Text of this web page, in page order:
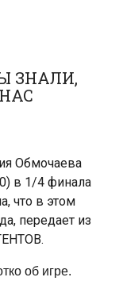
ЗНАЛИ,
Обмочаева
в 1/4 финала
что в этом
передает из
об игре.